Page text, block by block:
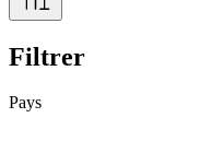
Filtrer
Pays